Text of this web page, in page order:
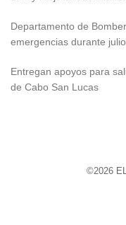
Departamento de
emergencias durante julio
Entregan apoyos para
de Cabo San Lucas
©2026